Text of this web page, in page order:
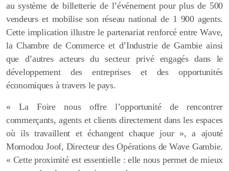
au système de billetterie de l’événement pour plus de 500
vendeurs et mobilise son réseau national de 1 900 agents.
Cette implication illustre le partenariat renforcé entre Wave,
la Chambre de Commerce et d’Industrie de Gambie ainsi
que d’autres acteurs du secteur privé engagés dans le
développement des entreprises et des opportunités
économiques à travers le pays.
« La Foire nous offre l’opportunité de rencontrer
commerçants, agents et clients directement dans les espaces
où ils travaillent et échangent chaque jour », a ajouté
Momodou Joof, Directeur des Opérations de Wave Gambie.
« Cette proximité est essentielle : elle nous permet de mieux